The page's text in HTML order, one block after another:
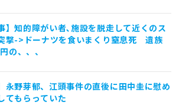
】知的障がい者､施設を脱走して近くのス
撃->ドーナツを食いまくり窒息死 遺族
の、、、
永野芽郁、江頭事件の直後に田中圭に慰め
もらっていた